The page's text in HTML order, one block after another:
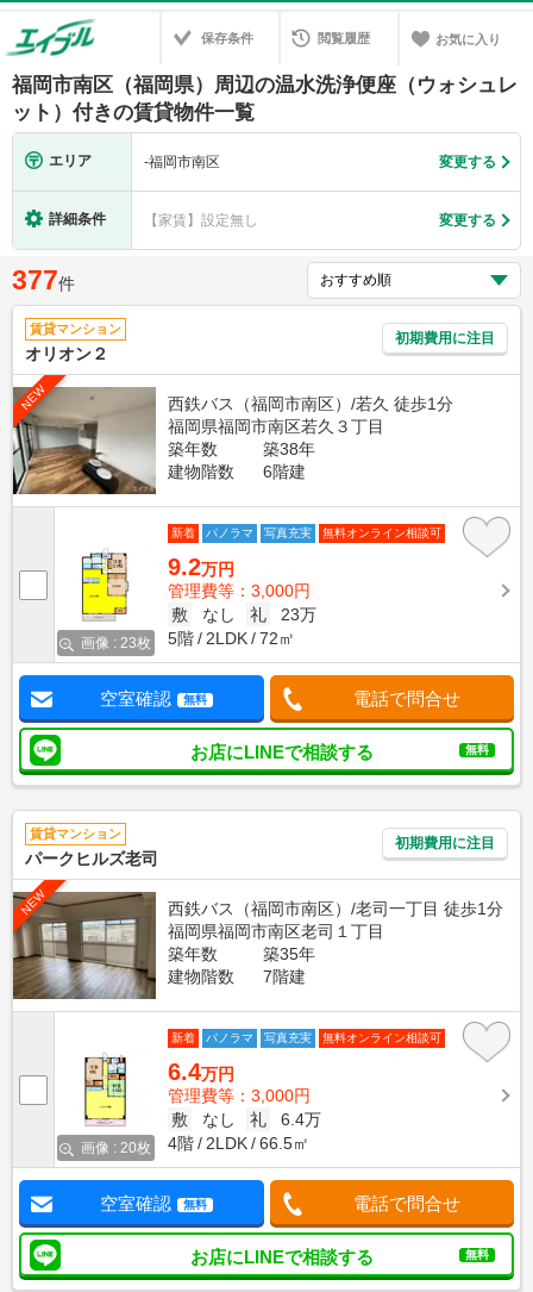
保存条件 閲覧履歴 お気に入り
福岡市南区（福岡県）周辺の温水洗浄便座（ウォシュレ
ット）付きの賃貸物件一覧
エリア -福岡市南区 変更する
詳細条件 【家賃】設定無し 変更する
377件
賃貸マンション
オリオン２
初期費用に注目
NEW
西鉄バス（福岡市南区）/若久 徒歩1分
福岡県福岡市南区若久３丁目
築年数
築38年
建物階数
6階建
画像 : 23枚
新着 パノラマ 写真充実 無料オンライン相談可
9.2万円
管理費等：3,000円
敷
なし 礼
23万
5階
2LDK 72㎡
空室確認 無料 電話で問合せ
お店にLINEで相談する 無料
賃貸マンション
パークヒルズ老司
初期費用に注目
NEW
西鉄バス（福岡市南区）/老司一丁目 徒歩1分
福岡県福岡市南区老司１丁目
築年数
築35年
建物階数
7階建
画像 : 20枚
新着 パノラマ 写真充実 無料オンライン相談可
6.4万円
管理費等：3,000円
敷
なし 礼
6.4万
4階
2LDK 66.5㎡
空室確認 無料 電話で問合せ
お店にLINEで相談する 無料